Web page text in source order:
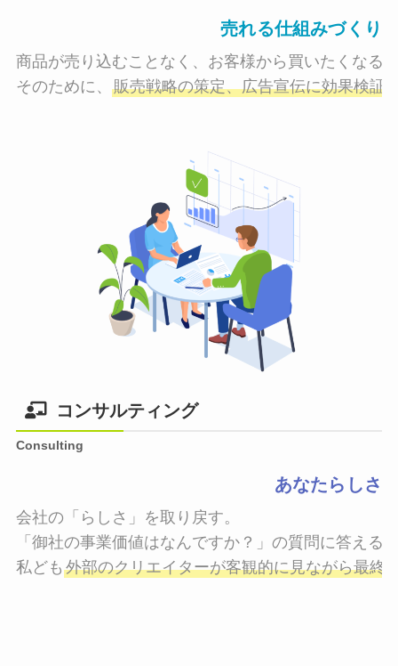
売れる仕組みづくり
商品が売り込むことなく、お客様から買いたくなる
そのために、 販売戦略の策定、広告宣伝に効果検証
コンサルティング
Consulting
あなたらしさ
会社の「らしさ」を取り戻す。
「御社の事業価値はなんですか？」の質問に答える
私ども 外部のクリエイターが客観的に見ながら最終